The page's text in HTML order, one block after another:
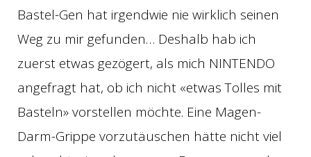
Bastel-Gen hat irgendwie nie wirklich seinen
Weg zu mir gefunden… Deshalb hab ich
zuerst etwas gezögert, als mich NINTENDO
angefragt hat, ob ich nicht «etwas Tolles mit
Basteln» vorstellen möchte. Eine Magen-
Darm-Grippe vorzutäuschen hätte nicht viel